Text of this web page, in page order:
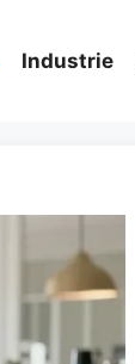
Industrie